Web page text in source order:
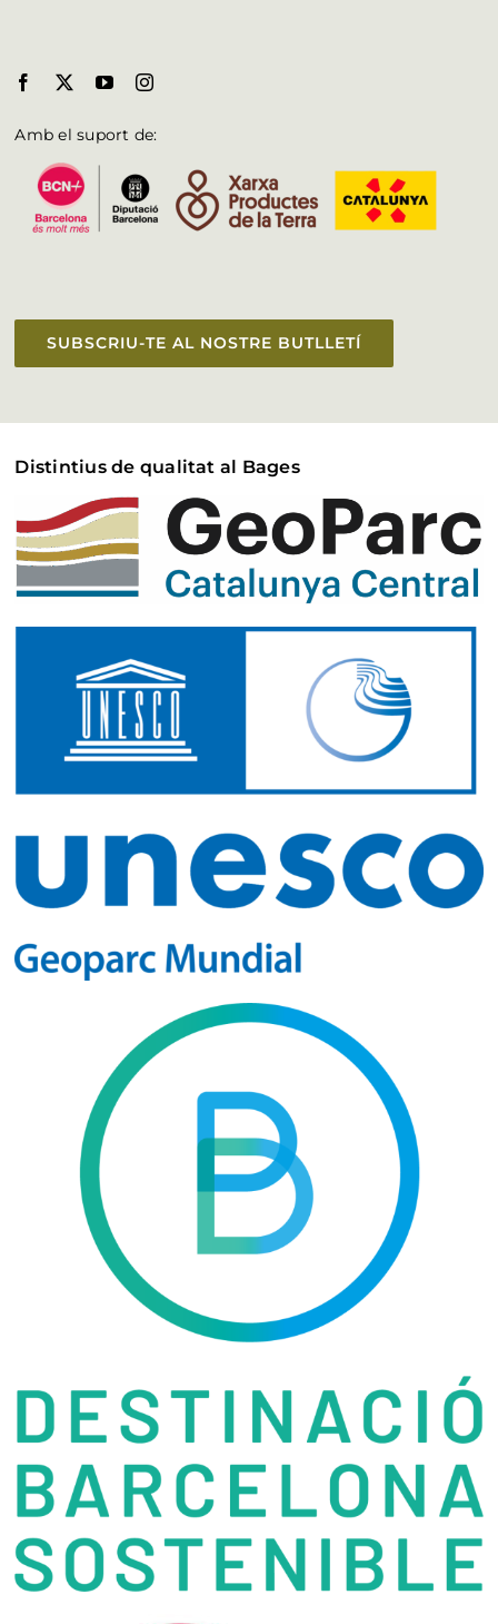
Amb el suport de:
SUBSCRIU-TE AL NOSTRE BUTLLETÍ
Distintius de qualitat al Bages